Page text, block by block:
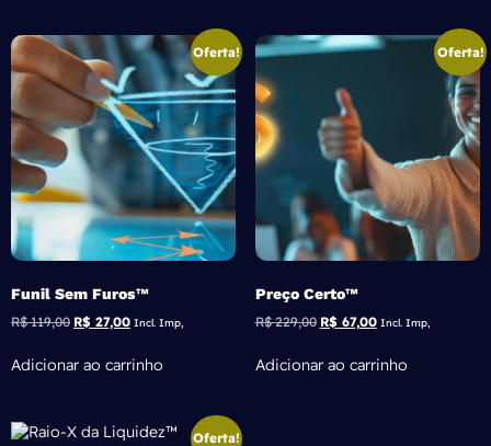
Oferta!
Funil Sem Furos™
R$119,00 R$ 27,00 Incl. Imp,
Adicionar ao carrinho
Oferta!
Preço Certo™
R$229,00 R$ 67,00 Incl. Imp,
Adicionar ao carrinho
Oferta!